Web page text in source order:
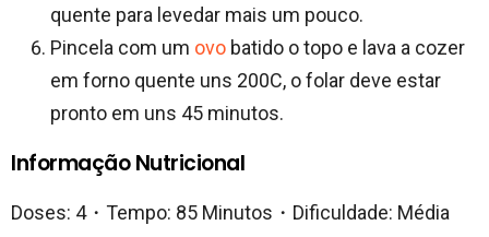
quente para levedar mais um pouco.
Pincela com um ovo batido o topo e lava a cozer
em forno quente uns 200C, o folar deve estar
pronto em uns 45 minutos.
Informação Nutricional
Doses: 4・Tempo: 85 Minutos・Dificuldade: Média